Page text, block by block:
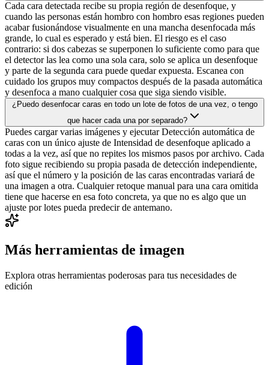
Cada cara detectada recibe su propia región de desenfoque, y
cuando las personas están hombro con hombro esas regiones pueden
acabar fusionándose visualmente en una mancha desenfocada más
grande, lo cual es esperado y está bien. El riesgo es el caso
contrario: si dos cabezas se superponen lo suficiente como para que
el detector las lea como una sola cara, solo se aplica un desenfoque
y parte de la segunda cara puede quedar expuesta. Escanea con
cuidado los grupos muy compactos después de la pasada automática
y desenfoca a mano cualquier cosa que siga siendo visible.
¿Puedo desenfocar caras en todo un lote de fotos de una vez, o tengo
que hacer cada una por separado?
Puedes cargar varias imágenes y ejecutar Detección automática de
caras con un único ajuste de Intensidad de desenfoque aplicado a
todas a la vez, así que no repites los mismos pasos por archivo. Cada
foto sigue recibiendo su propia pasada de detección independiente,
así que el número y la posición de las caras encontradas variará de
una imagen a otra. Cualquier retoque manual para una cara omitida
tiene que hacerse en esa foto concreta, ya que no es algo que un
ajuste por lotes pueda predecir de antemano.
Más herramientas de imagen
Explora otras herramientas poderosas para tus necesidades de
edición